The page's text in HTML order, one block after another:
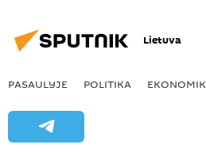
Lietuva
PASAULYJE POLITIKA